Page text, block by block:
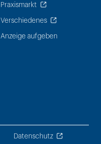
Praxismarkt
Verschiedenes
Anzeige aufgeben
Datenschutz